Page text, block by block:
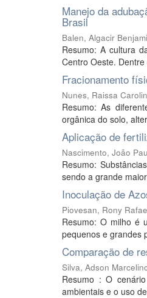
Manejo da
Brasil
Balen, Algacir
Resumo: A cultura
Centro Oeste.
Fracionamento
Nunes, Raissa
Resumo: As
orgânica do solo,
Aplicação de
Nascimento, João
Resumo:
sendo a grande
Inoculação de
Piovesan, Rony
Resumo: O milho é
pequenos e grandes
Comparação de
Silva, Adson
Resumo : O
ambientais e o uso